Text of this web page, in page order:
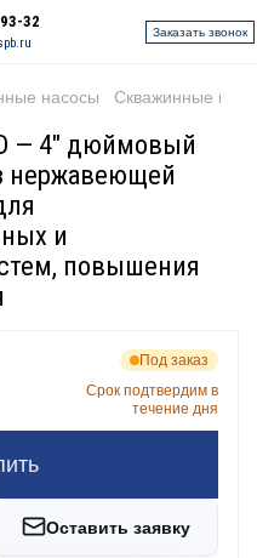
32
Заказать звонок
насосы Скважинные
— 4" дюймовый
нержавеющей
и
повышения
Под заказ
Срок подтвердим в
течение дня
Оставить заявку